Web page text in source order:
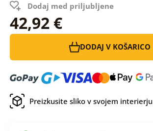
Dodaj med priljubljene
42,92 €
DODAJ V KOŠARICO
Preizkusite sliko v svojem interierju